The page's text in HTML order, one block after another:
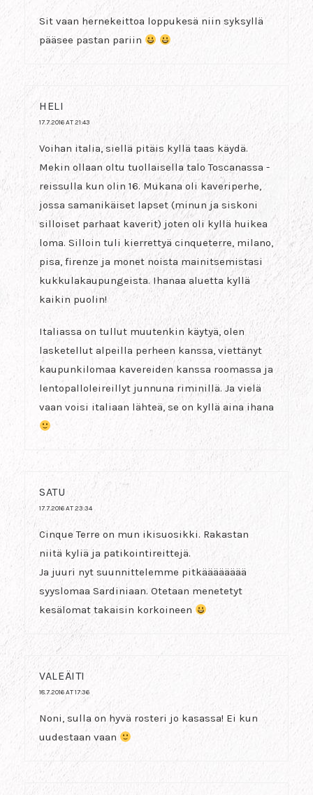
Sit vaan hernekeittoa loppukesä niin syksyllä
pääsee pastan pariin
HELI
17.7.2016 AT 21:43
Voihan italia, siellä pitäis kyllä taas käydä.
Mekin ollaan oltu tuollaisella talo Toscanassa -
reissulla kun olin 16. Mukana oli kaveriperhe,
jossa samanikäiset lapset (minun ja siskoni
silloiset parhaat kaverit) joten oli kyllä huikea
loma. Silloin tuli kierrettyä cinqueterre, milano,
pisa, firenze ja monet noista mainitsemistasi
kukkulakaupungeista. Ihanaa aluetta kyllä
kaikin puolin!
Italiassa on tullut muutenkin käytyä, olen
lasketellut alpeilla perheen kanssa, viettänyt
kaupunkilomaa kavereiden kanssa roomassa ja
lentopalloleireillyt junnuna riminillä. Ja vielä
vaan voisi italiaan lähteä, se on kyllä aina ihana
SATU
17.7.2016 AT 23:34
Cinque Terre on mun ikisuosikki. Rakastan
niitä kyliä ja patikointireittejä.
Ja juuri nyt suunnittelemme pitkääääääää
syyslomaa Sardiniaan. Otetaan menetetyt
kesälomat takaisin korkoineen
VALEÄITI
18.7.2016 AT 17:36
Noni, sulla on hyvä rosteri jo kasassa! Ei kun
uudestaan vaan